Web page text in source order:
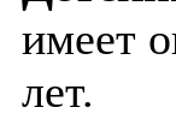
имеет
лет.